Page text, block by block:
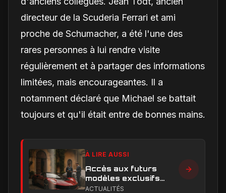
directeur de la Scuderia Ferrari et ami
proche de Schumacher, a été l'une des
rares personnes à lui rendre visite
régulièrement et à partager des informations
limitées, mais encourageantes. Il a
notamment déclaré que Michael se battait
toujours et qu'il était entre de bonnes mains.
À LIRE AUSSI
Accès aux futurs
modèles exclusifs
Ferrari : l'achat
ACTUALITÉS